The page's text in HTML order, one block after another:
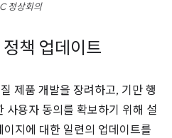
정상회의
책 업데이트
제품 개발을 장려하고, 기만 행
사용자 동의를 확보하기 위해 설
이지에 대한 일련의 업데이트를